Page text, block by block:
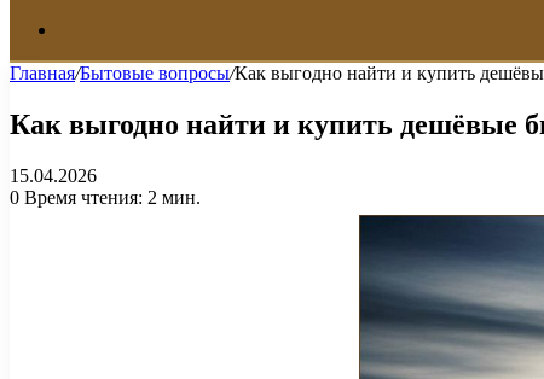
Главная/Бытовые вопросы/Как выгодно найти и купить
Как выгодно найти и купить дешёвые
15.04.2026
0 Время чтения: 2 мин.